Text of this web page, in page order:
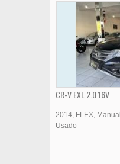
CR-V EXL 2.0 16V
2014 FLEX Manual
Usado